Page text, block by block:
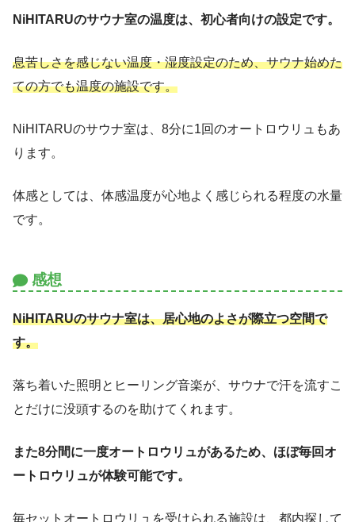
NiHITARUのサウナ室の温度は、初心者向けの設定です。
息苦しさを感じない温度・湿度設定のため、サウナ始めた
ての方でも温度の施設です。
NiHITARUのサウナ室は、8分に1回のオートロウリュもあ
ります。
体感としては、体感温度が心地よく感じられる程度の水量
です。
感想
NiHITARUのサウナ室は、居心地のよさが際立つ空間で
す。
落ち着いた照明とヒーリング音楽が、サウナで汗を流すこ
とだけに没頭するのを助けてくれます。
また8分間に一度オートロウリュがあるため、ほぼ毎回オ
ートロウリュが体験可能です。
毎セットオートロウリュを受けられる施設は、都内探して